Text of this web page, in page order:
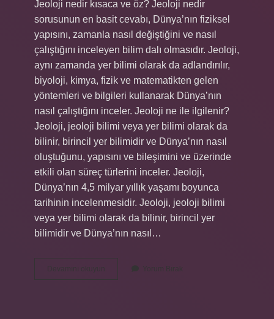
Jeoloji nedir kısaca ve öz? Jeoloji nedir
sorusunun en basit cevabı, Dünya’nın fiziksel
yapısını, zamanla nasıl değiştiğini ve nasıl
çalıştığını inceleyen bilim dalı olmasıdır. Jeoloji,
aynı zamanda yer bilimi olarak da adlandırılır,
biyoloji, kimya, fizik ve matematikten gelen
yöntemleri ve bilgileri kullanarak Dünya’nın
nasıl çalıştığını inceler. Jeoloji ne ile ilgilenir?
Jeoloji, jeoloji bilimi veya yer bilimi olarak da
bilinir, birincil yer bilimidir ve Dünya’nın nasıl
oluştuğunu, yapısını ve bileşimini ve üzerinde
etkili olan süreç türlerini inceler. Jeoloji,
Dünya’nın 4,5 milyar yıllık yaşamı boyunca
tarihinin incelenmesidir. Jeoloji, jeoloji bilimi
veya yer bilimi olarak da bilinir, birincil yer
bilimidir ve Dünya’nın nasıl…
Yorum Bırak